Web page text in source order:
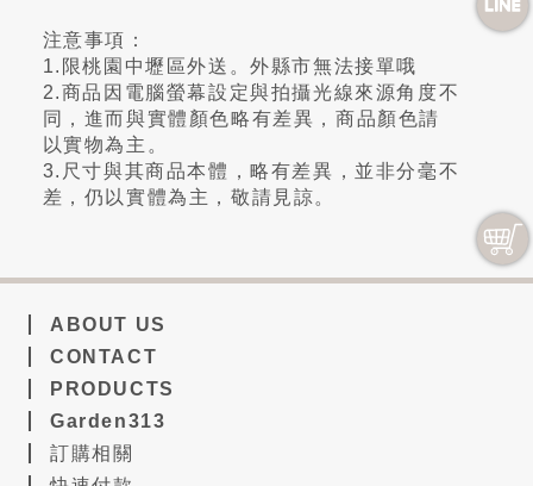
注意事項：
1.限桃園中壢區外送。外縣市無法接單哦
2.商品因電腦螢幕設定與拍攝光線來源角度不
同，進而與實體顏色略有差異，商品顏色請
以實物為主。
3.尺寸與其商品本體，略有差異，並非分毫不
差，仍以實體為主，敬請見諒。
ABOUT US
CONTACT
PRODUCTS
Garden313
訂購相關